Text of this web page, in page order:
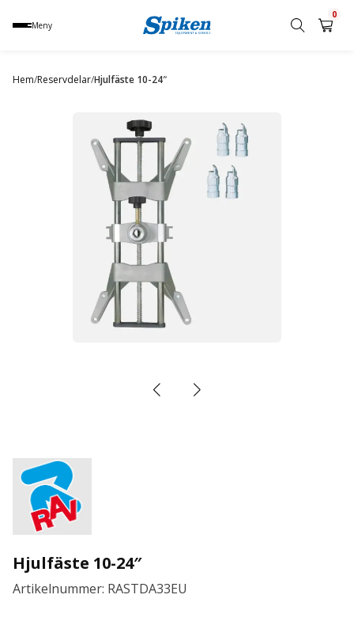
Meny
namn,
0
Hem/Reservdelar/Hjulfäste 10-24″
Hjulfäste 10-24″
Artikelnummer: RASTDA33EU